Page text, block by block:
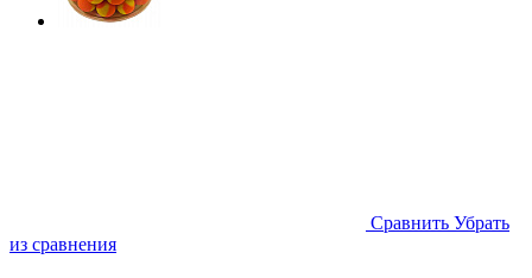
Cравнить Убрать
из сравнения